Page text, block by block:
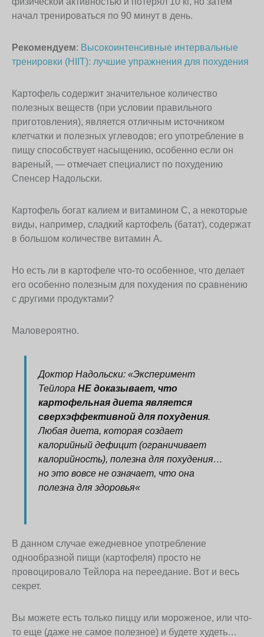
начал тренироваться по 90 минут в день.
Рекомендуем: Высокоинтенсивные интервальные
тренировки (HIIT): лучшие упражнения для похудения
Картофель содержит значительное количество
полезных веществ (при условии правильного
приготовления), является отличным источником
клетчатки и полезных углеводов; его употребление в
пищу способствует насыщению, особенно если он
вареный, — отмечает специалист по похудению
Спенсер Надольски.
Картофель богат калием и витамином С, а некоторые
виды, например, сладкий картофель (батат), содержат
в большом количестве витамин А.
Но есть ли в картофеле что-то особенное, что делает
его особенно полезным для похудения по сравнению
с другими продуктами?
Маловероятно.
Доктор Надольски: «Эксперимент
ТейлораНЕ доказывает, что
картофельная диета является
сверхэффективной для похудения.
Любая диета, которая создает
калорийный дефицит (ограничивает
калорийность), полезна для похудения…
но это вовсе не означает, что она
полезна для здоровья«
В данном случае ежедневное употребление
однообразной пищи (картофеля) просто не
провоцировало Тейлора на переедание. Вот и весь
секрет.
Вы можете есть только пиццу или мороженое, или что-
то еще (даже не самое полезное) и будете худеть…